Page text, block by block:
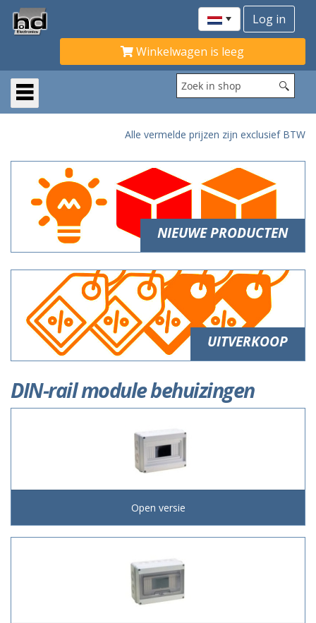
Winkelwagen is leeg
Alle vermelde prijzen zijn exclusief BTW
NIEUWE PRODUCTEN
UITVERKOOP
DIN-rail module behuizingen
Open versie